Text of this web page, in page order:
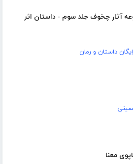
آثار چخوف جلد سوم - داستان اثر
داستان و رمان
معنا